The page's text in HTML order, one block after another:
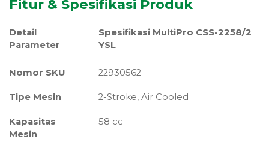
Fitur & Spesifikasi Produk
Detail
Parameter
Spesifikasi MultiPro CSS-2258/2
YSL
Nomor SKU 22930562
Tipe Mesin 2-Stroke, Air Cooled
Kapasitas
Mesin
58 cc